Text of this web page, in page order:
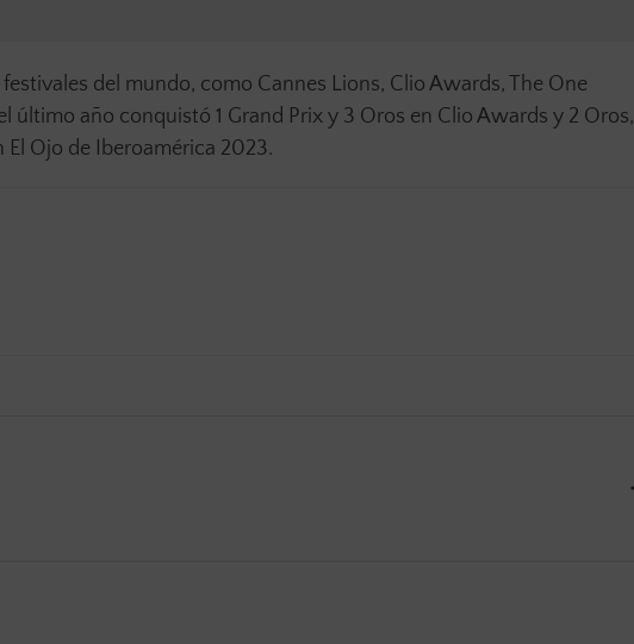
del mundo, como Cannes Lions, Clio Awards, The One
último año conquistó 1 Grand Prix y 3 Oros en Clio Awards y 2 Oros,
El Ojo de Iberoamérica 2023.